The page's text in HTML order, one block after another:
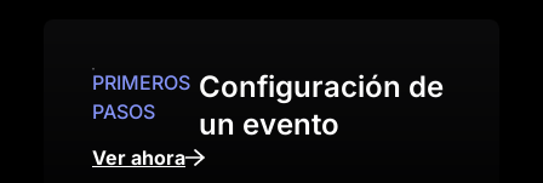
PRIMEROS
PASOS
Configuración de
un evento
Ver ahora